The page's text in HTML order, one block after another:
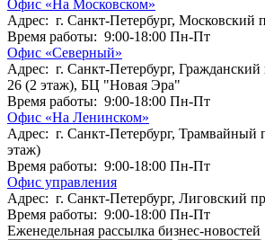
Офис «На Московском»
Адрес: г. Санкт-Петербург, Московский
Время работы: 9:00-18:00 Пн-Пт
Офис «Северный»
Адрес: г. Санкт-Петербург,
26 (2 этаж), БЦ "Новая Эра"
Время работы: 9:00-18:00 Пн-Пт
Офис «На Ленинском»
Адрес: г. Санкт-Петербург, Трамвайный
этаж)
Время работы: 9:00-18:00 Пн-Пт
Офис управления
Адрес: г. Санкт-Петербург, Лиговский
Время работы: 9:00-18:00 Пн-Пт
Еженедельная рассылка бизнес-новостей